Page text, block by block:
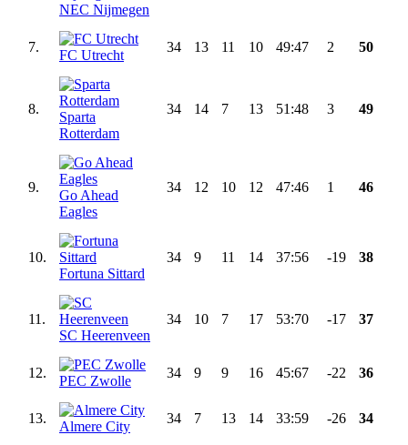
NEC Nijmegen
7.
FC Utrecht
34 13 11 10 49:47 2 50
8.
Sparta
Rotterdam
34 14 7 13 51:48 3 49
9.
Go Ahead
Eagles
34 12 10 12 47:46 1 46
10.
Fortuna Sittard
34 9 11 14 37:56 -19 38
11.
SC Heerenveen
34 10 7 17 53:70 -17 37
12.
PEC Zwolle
34 9 9 16 45:67 -22 36
13.
Almere City
34 7 13 14 33:59 -26 34